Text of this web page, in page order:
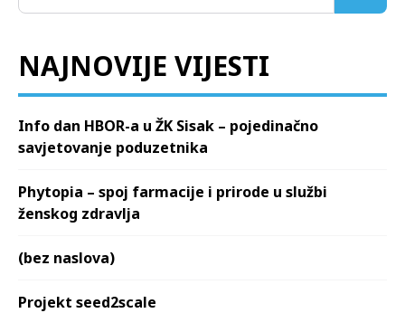
NAJNOVIJE VIJESTI
Info dan HBOR-a u ŽK Sisak – pojedinačno
savjetovanje poduzetnika
Phytopia – spoj farmacije i prirode u službi
ženskog zdravlja
(bez naslova)
Projekt seed2scale